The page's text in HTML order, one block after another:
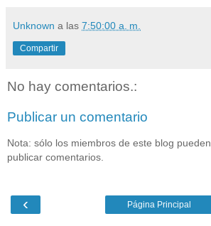
Unknown a las 7:50:00 a. m.
Compartir
No hay comentarios.:
Publicar un comentario
Nota: sólo los miembros de este blog pueden
publicar comentarios.
‹ Página Principal